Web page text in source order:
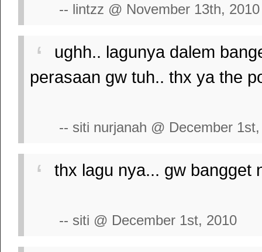
-- lintzz @ November 13th, 2010
ughh.. lagunya dalem
perasaan gw tuh.. thx ya the
-- siti nurjanah @ December
thx lagu nya... gw bangget
-- siti @ December 1st, 2010